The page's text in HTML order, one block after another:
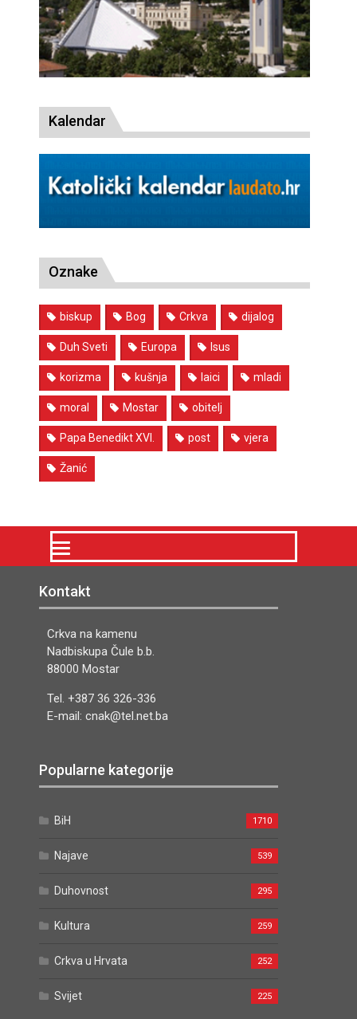
Kalendar
Oznake
biskup Bog Crkva dijalog
Duh Sveti Europa Isus
korizma kušnja laici mladi
moral Mostar obitelj
Papa Benedikt XVI. post vjera
Žanić
Kontakt
Crkva na kamenu
Nadbiskupa Čule b.b.
88000 Mostar
Tel. +387 36 326-336
E-mail: cnak@tel.net.ba
Popularne kategorije
BiH 1710
Najave 539
Duhovnost 295
Kultura 259
Crkva u Hrvata 252
Svijet 225